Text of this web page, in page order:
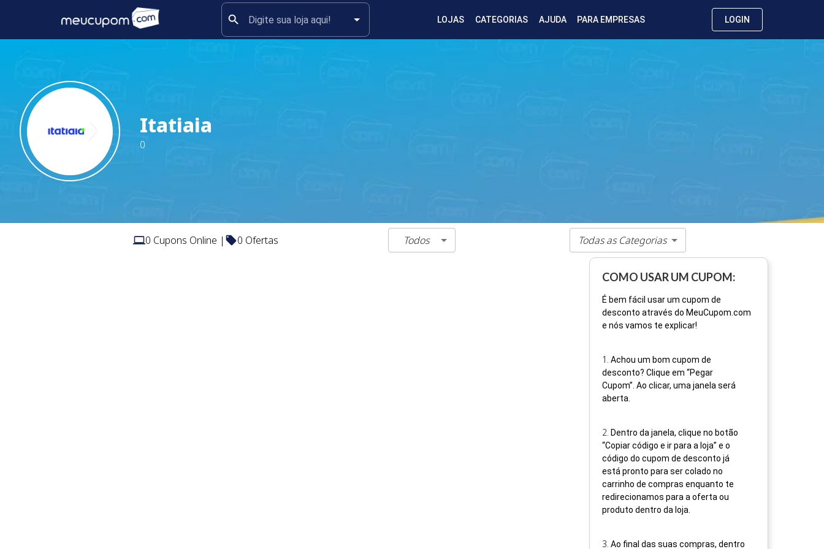
LOJAS CATEGORIAS AJUDA PARA EMPRESAS LOGIN
Itatiaia
0
0 Cupons Online | 0 Ofertas Todos Todas as Categorias
COMO USAR UM CUPOM:
É bem fácil usar um cupom de
desconto através do MeuCupom.com
e nós vamos te explicar!
1 . Achou um bom cupom de
desconto? Clique em “Pegar
Cupom”. Ao clicar, uma janela será
aberta.
2. Dentro da janela, clique no botão
“Copiar código e ir para a loja” e o
código do cupom de desconto já
está pronto para ser colado no
carrinho de compras enquanto te
redirecionamos para a oferta ou
produto dentro da loja.
3. Ao final das suas compras, dentro